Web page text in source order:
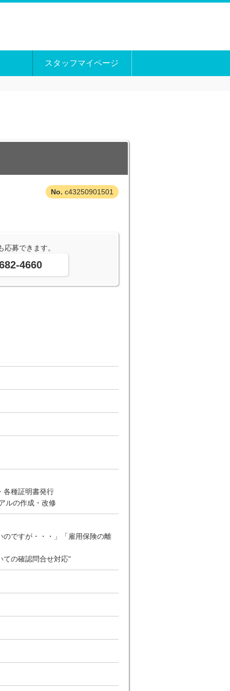
スタッフマイページ
c43250901501
応募できます。
4660
種証明書発行
ルの作成・改修
ですが・・・」「雇用保険の離
ての確認問合せ対応"